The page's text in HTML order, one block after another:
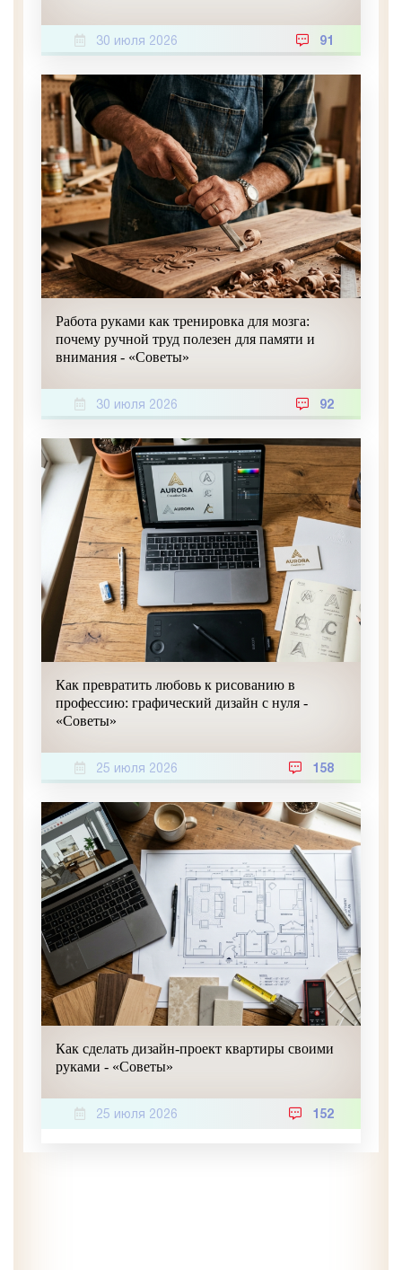
30 июля 2026 91
Работа руками как тренировка для мозга:
почему ручной труд полезен для памяти и
внимания - «Советы»
30 июля 2026 92
Как превратить любовь к рисованию в
профессию: графический дизайн с нуля -
«Советы»
25 июля 2026 158
Как сделать дизайн-проект квартиры своими
руками - «Советы»
25 июля 2026 152